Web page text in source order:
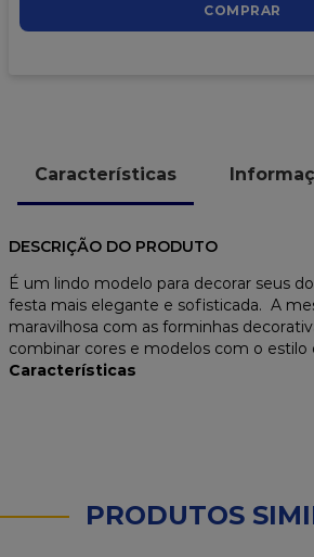
COMPRAR
Características
DESCRIÇÃO DO PRODUTO
É um lindo modelo para decorar seus
festa mais elegante e sofisticada. A
maravilhosa com as forminhas
combinar cores e modelos com o estilo
Características
PRODUTOS